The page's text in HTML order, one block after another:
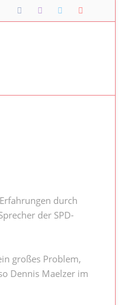
durch
der SPD-
großes Problem,
Dennis Maelzer im